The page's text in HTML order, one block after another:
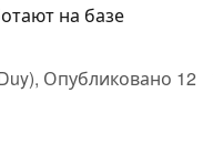
на базе
Опубликовано 12